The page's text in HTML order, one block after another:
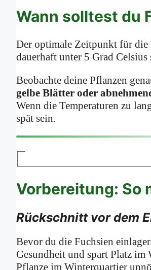
Wann solltest du
Der optimale Zeitpunkt für die
dauerhaft unter 5 Grad
Beobachte deine Pflanzen
gelbe Blätter oder
Wenn die Temperaturen zu
spät sein.
Vorbereitung: So
Rückschnitt vor dem
Bevor du die Fuchsien
Gesundheit und spart Platz
Pflanze im Winterquartier